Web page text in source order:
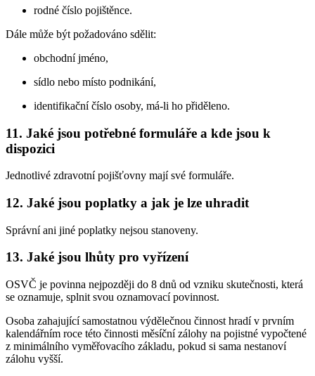
rodné číslo pojištěnce.
Dále může být požadováno sdělit:
obchodní jméno,
sídlo nebo místo podnikání,
identifikační číslo osoby, má-li ho přiděleno.
11. Jaké jsou potřebné formuláře a kde jsou k
dispozici
Jednotlivé zdravotní pojišťovny mají své formuláře.
12. Jaké jsou poplatky a jak je lze uhradit
Správní ani jiné poplatky nejsou stanoveny.
13. Jaké jsou lhůty pro vyřízení
OSVČ je povinna nejpozději do 8 dnů od vzniku skutečnosti, která
se oznamuje, splnit svou oznamovací povinnost.
Osoba zahajující samostatnou výdělečnou činnost hradí v prvním
kalendářním roce této činnosti měsíční zálohy na pojistné vypočtené
z minimálního vyměřovacího základu, pokud si sama nestanoví
zálohu vyšší.